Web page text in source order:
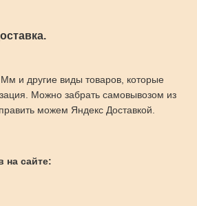
и другие виды товаров, которые
Можно забрать самовывозом из
можем Яндекс Доставкой.
на сайте: